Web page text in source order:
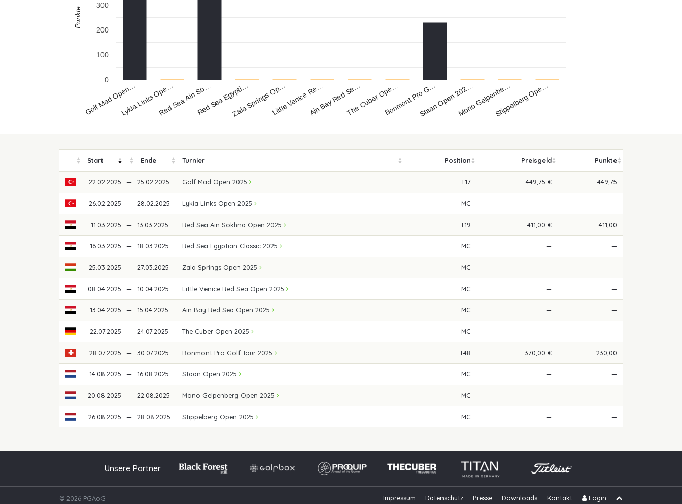
Golf Mad Open…Lykia Links Ope…Red Sea Ain So…Red Sea Egypti…Zala Springs Op…Little Venice Re…Ain Bay Red Se…The Cuber Ope…Bonmont Pro G…Staan Open 202…Mono Gelpenbe…Stippelberg Ope…
0
100
200
300
Punkte
Start Ende Turnier Position Preisgeld Punkte
22.02.2025 — 25.02.2025 Golf Mad Open 2025 T17 449,75 € 449,75
26.02.2025 — 28.02.2025 Lykia Links Open 2025 MC — —
11.03.2025 — 13.03.2025 Red Sea Ain Sokhna Open 2025 T19 411,00 € 411,00
16.03.2025 — 18.03.2025 Red Sea Egyptian Classic 2025 MC — —
25.03.2025 — 27.03.2025 Zala Springs Open 2025 MC — —
08.04.2025 — 10.04.2025 Little Venice Red Sea Open 2025 MC — —
13.04.2025 — 15.04.2025 Ain Bay Red Sea Open 2025 MC — —
22.07.2025 — 24.07.2025 The Cuber Open 2025 MC — —
28.07.2025 — 30.07.2025 Bonmont Pro Golf Tour 2025 T48 370,00 € 230,00
14.08.2025 — 16.08.2025 Staan Open 2025 MC — —
20.08.2025 — 22.08.2025 Mono Gelpenberg Open 2025 MC — —
26.08.2025 — 28.08.2025 Stippelberg Open 2025 MC — —
Unsere Partner
© 2026 PGAoG Impressum Datenschutz Presse Downloads Kontakt Login